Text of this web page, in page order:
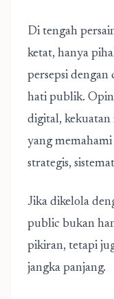
Di tengah
ketat, hanya
persepsi dengan
hati publik.
digital, kekuatan
yang
strategis,
Jika dikelola
public bukan
pikiran, tetapi
jangka panjang.